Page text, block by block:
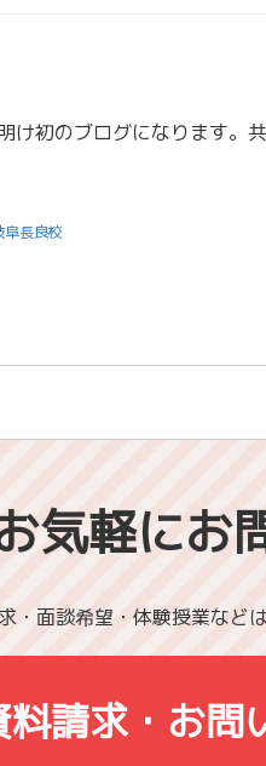
阜長良校
気軽にお
・面談希望・体験授業など
料請求・お問